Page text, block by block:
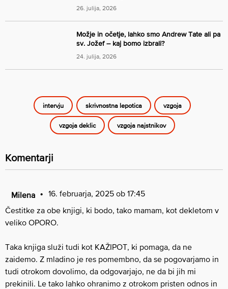
26. julija, 2026
Možje in očetje, lahko smo Andrew Tate ali pa
sv. Jožef – kaj bomo izbrali?
24. julija, 2026
intervju skrivnostna lepotica vzgoja
vzgoja deklic vzgoja najstnikov
Komentarji
Milena
16. februarja, 2025 ob 17:45
Čestitke za obe knjigi, ki bodo, tako mamam, kot dekletom v
veliko OPORO.
Taka knjiga služi tudi kot KAŽIPOT, ki pomaga, da ne
zaidemo. Z mladino je res pomembno, da se pogovarjamo in
tudi otrokom dovolimo, da odgovarjajo, ne da bi jih mi
prekinili. Le tako lahko ohranimo z otrokom pristen odnos in